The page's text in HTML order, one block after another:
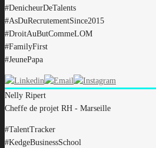
#DenicheurDeTalents
#AsDuRecrutementSince2015
#DroitAuButCommeLOM
#FamilyFirst
#JeunePapa
Nelly Ripert
Cheffe de projet RH - Marseille
#TalentTracker
#KedgeBusinessSchool